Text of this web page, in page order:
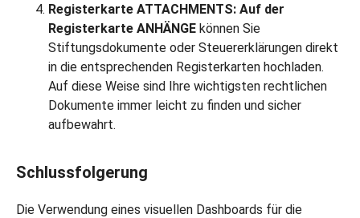
Registerkarte ATTACHMENTS: Auf der
Registerkarte ANHÄNGE können Sie
Stiftungsdokumente oder Steuererklärungen direkt
in die entsprechenden Registerkarten hochladen.
Auf diese Weise sind Ihre wichtigsten rechtlichen
Dokumente immer leicht zu finden und sicher
aufbewahrt.
Schlussfolgerung
Die Verwendung eines visuellen Dashboards für die